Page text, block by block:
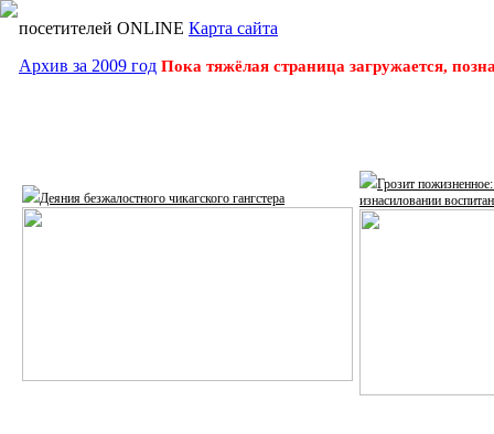
посетителей ONLINE Карта сайта
Архив за 2009 год Пока тяжёлая страница загружается,
Деяния безжалостного чикагского гангстера
Грозит
изнасиловании